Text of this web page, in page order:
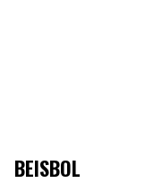
BEISBOL